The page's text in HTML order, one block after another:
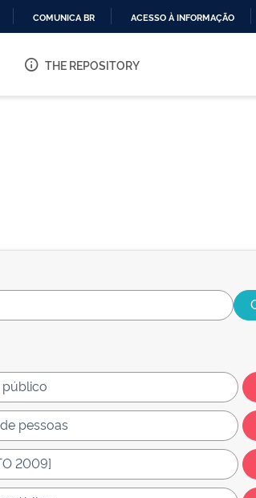
O
COMUNICA BR ACESSO À INFORMAÇÃO
THE REPOSITORY